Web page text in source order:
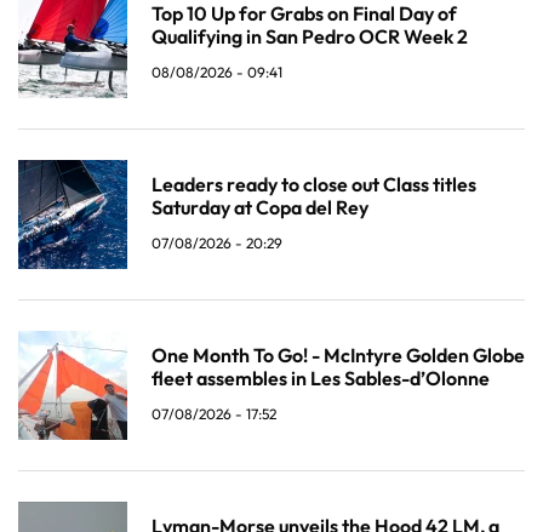
Top 10 Up for Grabs on Final Day of
Qualifying in San Pedro OCR Week 2
08/08/2026 - 09:41
Leaders ready to close out Class titles
Saturday at Copa del Rey
07/08/2026 - 20:29
One Month To Go! - McIntyre Golden Globe
fleet assembles in Les Sables-d’Olonne
07/08/2026 - 17:52
Lyman-Morse unveils the Hood 42 LM, a